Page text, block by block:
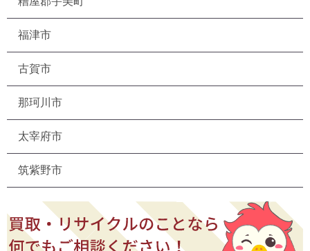
福津市
古賀市
那珂川市
太宰府市
筑紫野市